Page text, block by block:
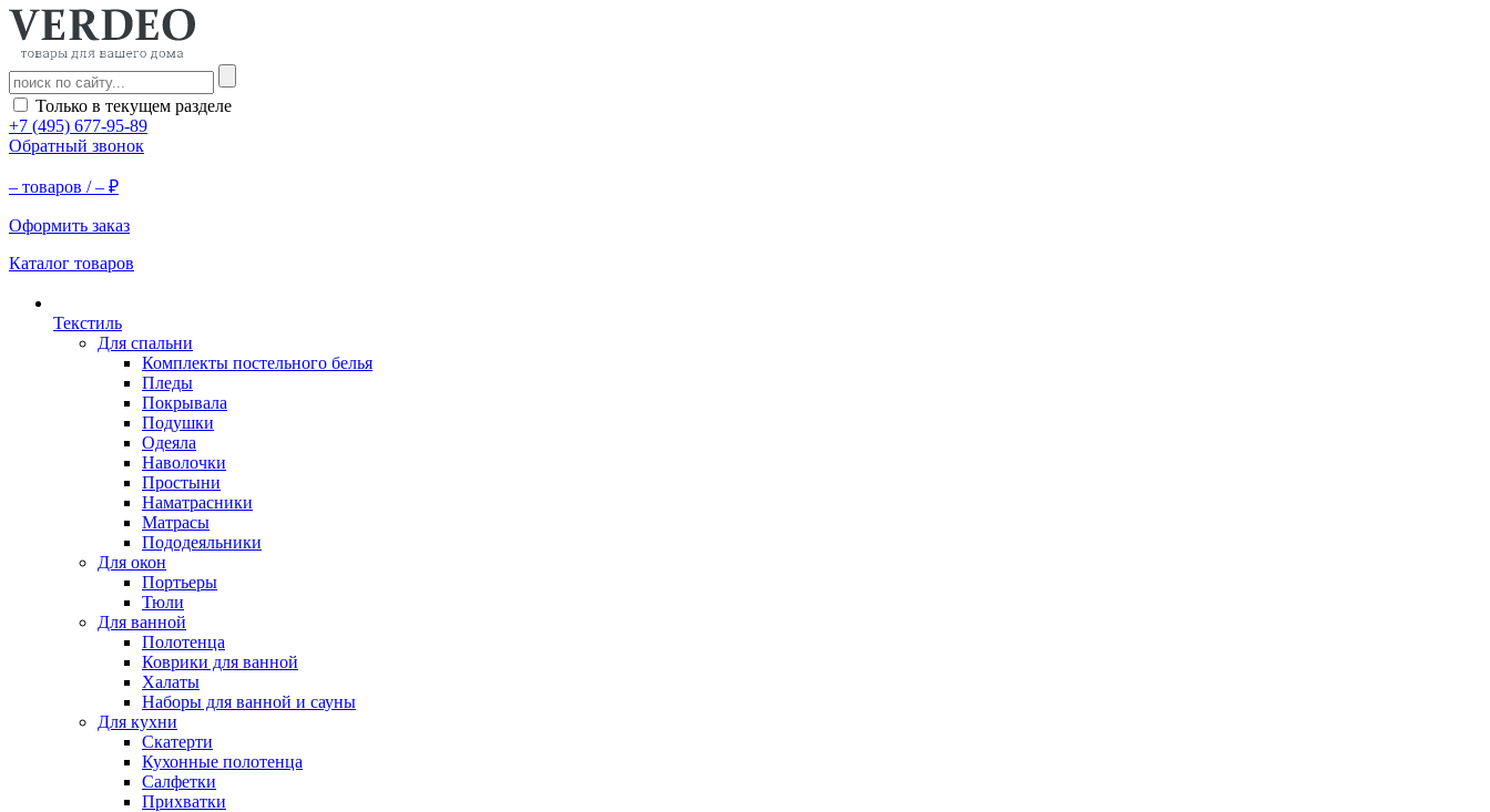
Только в текущем разделе
+7 (495) 677-95-89
Обратный звонок
– товаров /– ₽
Оформить заказ
Каталог товаров
Текстиль
Для спальни
Комплекты постельного белья
Пледы
Покрывала
Подушки
Одеяла
Наволочки
Простыни
Наматрасники
Матрасы
Пододеяльники
Для окон
Портьеры
Тюли
Для ванной
Полотенца
Коврики для ванной
Халаты
Наборы для ванной и сауны
Для кухни
Скатерти
Кухонные полотенца
Салфетки
Прихватки